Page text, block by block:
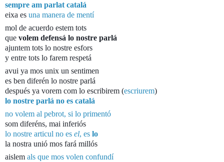
sempre am parlat catalá
eixa es una manera de mentí
mol de acuerdo estem tots
que volem defensá lo nostre parlá
ajuntem tots lo nostre esfors
y entre tots lo farem respetá
avui ya mos unix un sentimen
es ben diferén lo nostre parlá
después ya vorem com lo escribirem (escriurem)
lo nostre parlá no es catalá
no volem al pebrot, si lo primentó
som diferéns, mai inferiós
lo nostre articul no es el, es lo
la nostra unió mos fará millós
aislem als que mos volen confundí